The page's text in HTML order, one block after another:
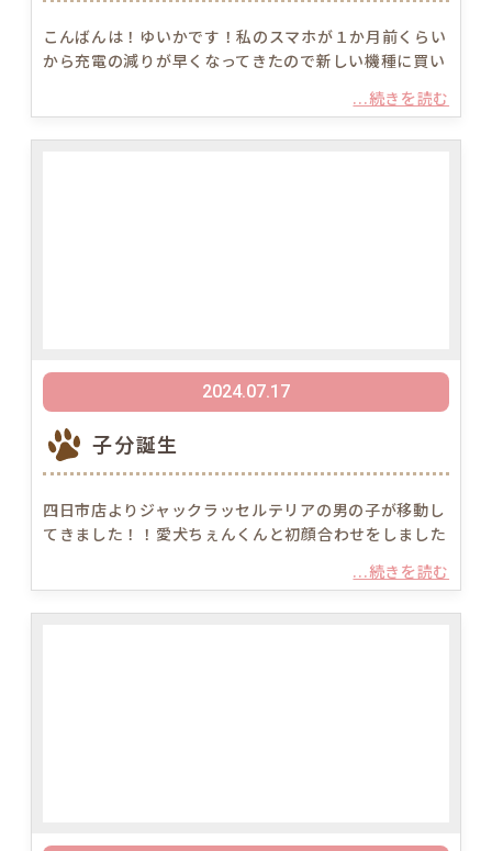
こんばんは！ゆいかです！私のスマホが１か月前くらい
から充電の減りが早くなってきたので新しい機種に買い
...続きを読む
2024.07.17
子分誕生
四日市店よりジャックラッセルテリアの男の子が移動し
てきました！！愛犬ちぇんくんと初顔合わせをしました
...続きを読む